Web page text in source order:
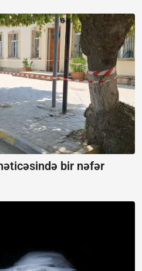
bir nəfər